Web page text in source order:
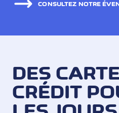
CONSULTEZ NOTRE
DES
CRÉDIT